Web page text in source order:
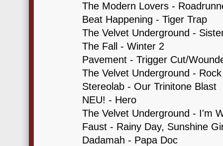
The Modern Lovers -
Beat Happening - Tiger Trap
The Velvet Underground -
The Fall - Winter 2
Pavement - Trigger Cut/
The Velvet Underground -
Stereolab - Our Trinitone Blast
NEU! - Hero
The Velvet Underground - I'm
Faust - Rainy Day, Sunshine
Dadamah - Papa Doc